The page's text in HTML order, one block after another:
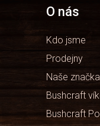
O nás
Kdo jsme
Prodejny
Naše
Bushcraft
Bushcraft